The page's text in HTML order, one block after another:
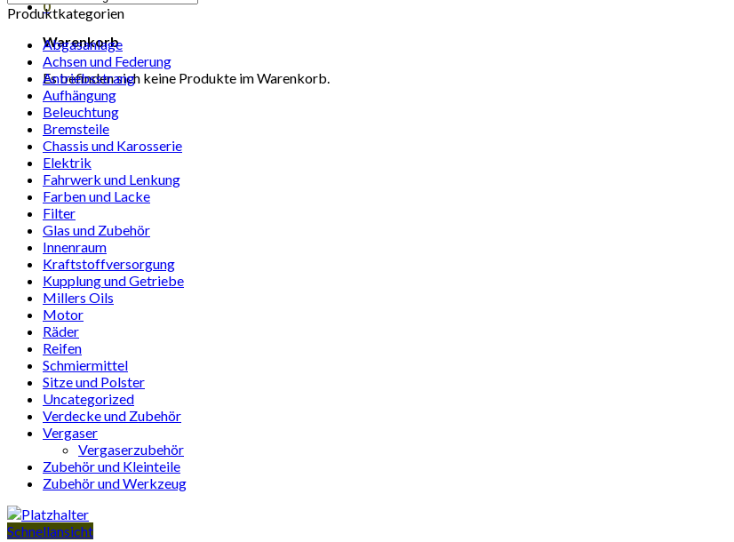
0
Warenkorb
Es befinden sich keine Produkte im Warenkorb.
Produktkategorien
Abgasanlage
Achsen und Federung
Antriebsstrang
Aufhängung
Beleuchtung
Bremsteile
Chassis und Karosserie
Elektrik
Fahrwerk und Lenkung
Farben und Lacke
Filter
Glas und Zubehör
Innenraum
Kraftstoffversorgung
Kupplung und Getriebe
Millers Oils
Motor
Räder
Reifen
Schmiermittel
Sitze und Polster
Uncategorized
Verdecke und Zubehör
Vergaser
Vergaserzubehör
Zubehör und Kleinteile
Zubehör und Werkzeug
Schnellansicht